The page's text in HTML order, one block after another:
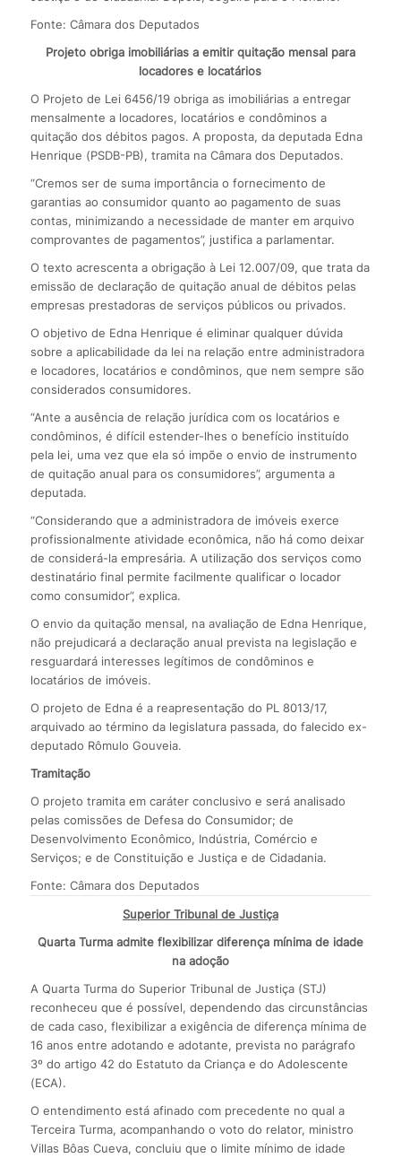
Fonte: Câmara dos Deputados
Projeto obriga imobiliárias a emitir quitação mensal para
locadores e locatários
O Projeto de Lei 6456/19 obriga as imobiliárias a entregar
mensalmente a locadores, locatários e condôminos a
quitação dos débitos pagos. A proposta, da deputada Edna
Henrique (PSDB-PB), tramita na Câmara dos Deputados.
“Cremos ser de suma importância o fornecimento de
garantias ao consumidor quanto ao pagamento de suas
contas, minimizando a necessidade de manter em arquivo
comprovantes de pagamentos”, justifica a parlamentar.
O texto acrescenta a obrigação à Lei 12.007/09, que trata da
emissão de declaração de quitação anual de débitos pelas
empresas prestadoras de serviços públicos ou privados.
O objetivo de Edna Henrique é eliminar qualquer dúvida
sobre a aplicabilidade da lei na relação entre administradora
e locadores, locatários e condôminos, que nem sempre são
considerados consumidores.
“Ante a ausência de relação jurídica com os locatários e
condôminos, é difícil estender-lhes o benefício instituído
pela lei, uma vez que ela só impõe o envio de instrumento
de quitação anual para os consumidores”, argumenta a
deputada.
“Considerando que a administradora de imóveis exerce
profissionalmente atividade econômica, não há como deixar
de considerá-la empresária. A utilização dos serviços como
destinatário final permite facilmente qualificar o locador
como consumidor”, explica.
O envio da quitação mensal, na avaliação de Edna Henrique,
não prejudicará a declaração anual prevista na legislação e
resguardará interesses legítimos de condôminos e
locatários de imóveis.
O projeto de Edna é a reapresentação do PL 8013/17,
arquivado ao término da legislatura passada, do falecido ex-
deputado Rômulo Gouveia.
Tramitação
O projeto tramita em caráter conclusivo e será analisado
pelas comissões de Defesa do Consumidor; de
Desenvolvimento Econômico, Indústria, Comércio e
Serviços; e de Constituição e Justiça e de Cidadania.
Fonte: Câmara dos Deputados
Superior Tribunal de Justiça
Quarta Turma admite flexibilizar diferença mínima de idade
na adoção
A Quarta Turma do Superior Tribunal de Justiça (STJ)
reconheceu que é possível, dependendo das circunstâncias
de cada caso, flexibilizar a exigência de diferença mínima de
16 anos entre adotando e adotante, prevista no parágrafo
3º do artigo 42 do Estatuto da Criança e do Adolescente
(ECA).
O entendimento está afinado com precedente no qual a
Terceira Turma, acompanhando o voto do relator, ministro
Villas Bôas Cueva, concluiu que o limite mínimo de idade